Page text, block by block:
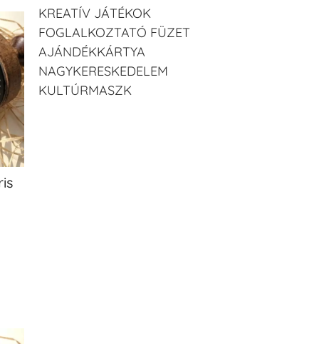
KREATÍV JÁTÉKOK
FOGLALKOZTATÓ FÜZET
AJÁNDÉKKÁRTYA
NAGYKERESKEDELEM
KULTÚRMASZK